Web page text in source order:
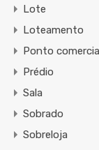
Lote
Loteamento
Ponto
Prédio
Sala
Sobrado
Sobreloja